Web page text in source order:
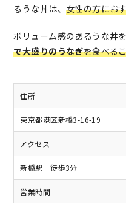
るうな丼は、 女性の方にお
ボリューム感のあるうな丼
で大盛りのうなぎを食べる
住所
東京都港区新橋3-16-19
アクセス
新橋駅 徒歩3分
営業時間